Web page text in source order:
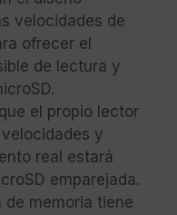
velocidades de
ofrecer el
de lectura y
el propio lector
y
real estará
emparejada.
de memoria tiene